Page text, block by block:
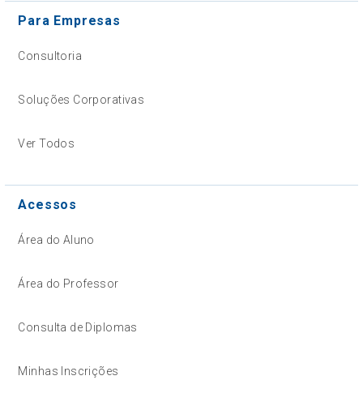
Para Empresas
Consultoria
Soluções Corporativas
Ver Todos
Acessos
Área do Aluno
Área do Professor
Consulta de Diplomas
Minhas Inscrições